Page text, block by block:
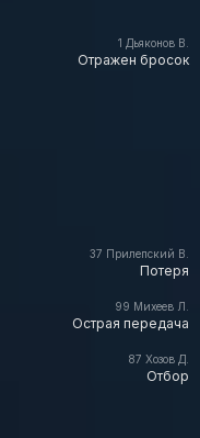
1 Дьяконов В.
Отражен бросок
37 Прилепский В.
Потеря
99 Михеев Л.
Острая передача
87 Хозов Д.
Отбор